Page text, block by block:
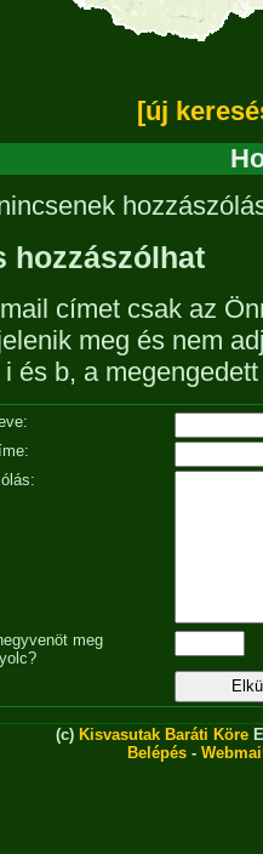
[új
hozzászólhat
címet csak az
meg és nem
i és b, a
meg
(c) Kisvasutak Baráti Köre
Belépés -